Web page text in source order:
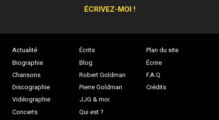
Actualité
Biographie
Chansons
Discographie
Vidéographie
Concerts
Écrits
Blog
Robert Goldman
Pierre Goldman
JJG & moi
Qui est ?
Plan du site
Écrire
F.A.Q
Crédits
ÉCRIVEZ-MOI !